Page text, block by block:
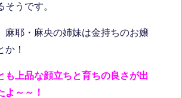
そうです。
麻耶・麻央の姉妹は金持ちのお嬢
か！
も上品な顔立ちと育ちの良さが出
よ～～！